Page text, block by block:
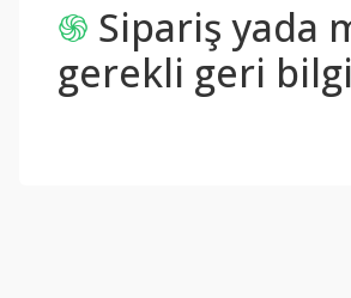
֍ Sipariş yada
gerekli geri